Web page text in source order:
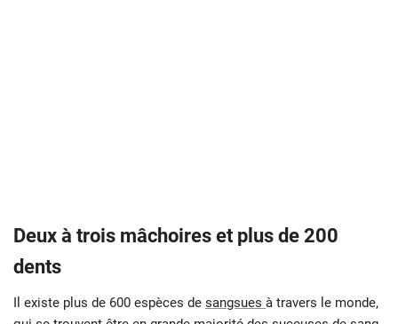
Deux à trois mâchoires et plus de 200
dents
Il existe plus de 600 espèces de sangsues à travers le monde,